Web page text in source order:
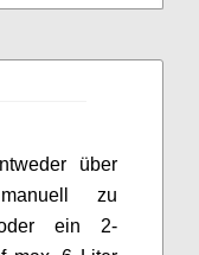
über
zu
oder ein 2-